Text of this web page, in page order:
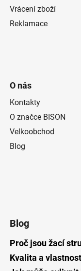
Vrácení zboží
Reklamace
O nás
Kontakty
O značce BISON
Velkoobchod
Blog
Blog
Proč jsou žací
Kvalita a